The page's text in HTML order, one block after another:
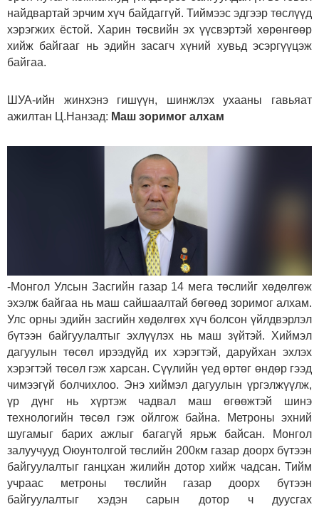
найдвартай эрчим хүч байдаггүй. Тиймээс эдгээр төслүүд
хэрэгжих ёстой. Харин төсвийн эх үүсвэртэй хөрөнгөөр
хийж байгааг нь эдийн засагч хүний хувьд эсэргүүцэж
байгаа.
ШУА-ийн жинхэнэ гишүүн, шинжлэх ухааны гавьяат
ажилтан Ц.Нанзад: Маш зоримог алхам
-Монгол Улсын Засгийн газар 14 мега төслийг хөдөлгөж
эхэлж байгаа нь маш сайшаалтай бөгөөд зоримог алхам.
Улс орны эдийн засгийн хөдөлгөх хүч болсон үйлдвэрлэл
бүтээн байгуулалтыг эхлүүлэх нь маш зүйтэй. Хиймэл
дагуулын төсөл ирээдүйд их хэрэгтэй, даруйхан эхлэх
хэрэгтэй төсөл гэж харсан. Сүүлийн үед өртөг өндөр гээд
чимээгүй болчихлоо. Энэ хиймэл дагуулын үргэлжүүлж,
үр дүнг нь хүртэж чадвал маш өгөөжтэй шинэ
технологийн төсөл гэж ойлгож байна. Метроны эхний
шугамыг барих ажлыг багагүй ярьж байсан. Монгол
залуучууд Оюунтолгой төслийн 200км газар доорх бүтээн
байгуулалтыг ганцхан жилийн дотор хийж чадсан. Тийм
учраас метроны төслийн газар доорх бүтээн
байгуулалтыг хэдэн сарын дотор ч дуусгах